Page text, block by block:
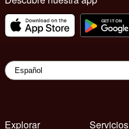
Explorar
Servicios